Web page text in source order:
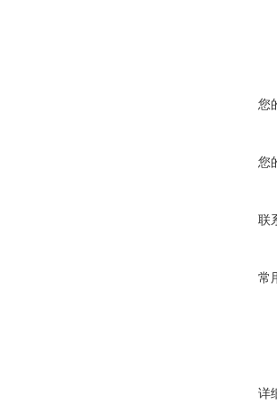
您
您
联
常
详